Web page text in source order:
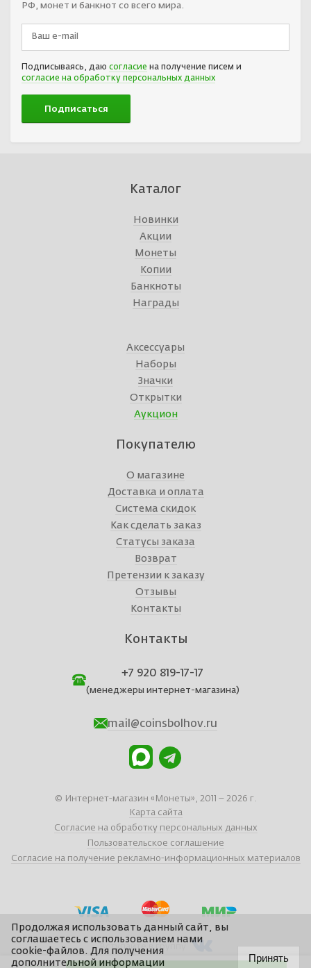
РФ, монет и банкнот со всего мира.
Подписываясь, даю согласие на получение писем и
согласие на обработку персональных данных
Каталог
Новинки
Акции
Монеты
Копии
Банкноты
Награды
Аксессуары
Наборы
Значки
Открытки
Аукцион
Покупателю
О магазине
Доставка и оплата
Система скидок
Как сделать заказ
Статусы заказа
Возврат
Претензии к заказу
Отзывы
Контакты
Контакты
+7 920 819-17-17
(менеджеры интернет-магазина)
mail@coinsbolhov.ru
© Интернет-магазин «Монеты», 2011 – 2026 г.
Карта сайта
Согласие на обработку персональных данных
Пользовательское соглашение
Согласие на получение рекламно-информационных материалов
Вступайте в группу
Продолжая использовать данный сайт, вы
соглашаетесь с использованием нами
cookie-файлов. Для получения
дополнительной информации
Принять